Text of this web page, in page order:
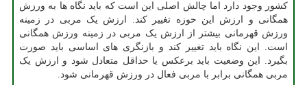
کشور وجود دارد اما چالش اصلی این است که باید نگاه ها به ورزش
همگانی و ارزش این حوزه تغییر کند. ارزش یک مربی در زمینه
ورزش قهرمانی بیشتر از ارزش یک مربی در زمینه ورزش همگانی
است. این نگاه باید تغییر کند و بازنگری های اساسی باید صورت
بگیرد. این وضعیت باید برعکس یا حداقل متعادل شود و ارزش یک
مربی همگانی برابر با مربی فعال در ورزش قهرمانی شود.